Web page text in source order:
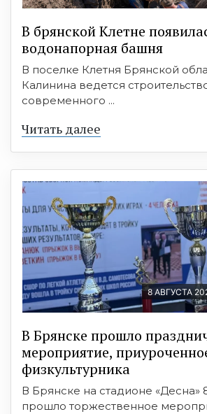
В брянской Клетне
водонапорная башня
В поселке Клетня Брянской
Калинина ведется
современного ...
Читать далее
8 АВГУСТА
В Брянске прошло
мероприятие,
физкультурника
В Брянске на стадионе «Десна»
прошло торжественное